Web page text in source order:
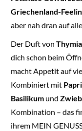
Griechenland-
aber nah dran auf
Der Duft von
dich schon beim
macht Appetit auf
Kombiniert mit
Basilikum und
Kombination – das
ihrem MEIN